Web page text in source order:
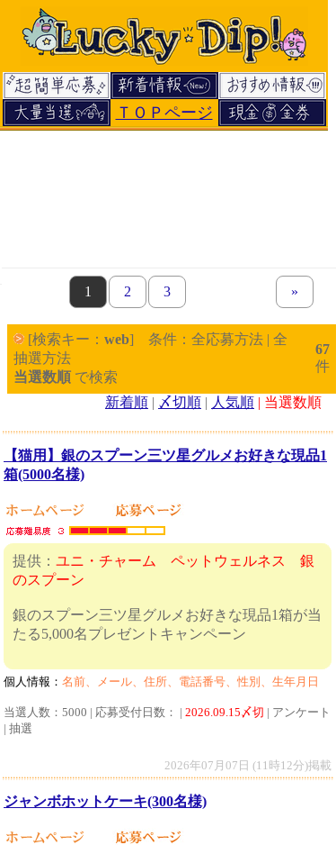
ＴＯＰページ
page
1 page
2 page
3 next set
»
[検索キー： web] 条件：全応募方法 | 全
抽選方法
当選数順 で検索
67
件
新着順 | 〆切順 | 人気順 | 当選数順
【猫用】銀のスプーン三ツ星グルメお好きな現品1
箱(5000名様)
提供： ユニ・チャーム ペットウェルネス 銀
のスプーン
銀のスプーン三ツ星グルメお好きな現品1箱が当
たる5,000名プレゼントキャンペーン
個人情報： 名前、メール、住所、電話番号、性別、生年月日
当選人数：5000 | 応募受付日数： | 2026.09.15〆切 | アンケート
| 抽選
2026年07月07日 (11時12分)掲載
ジャンボホットケーキ(300名様)